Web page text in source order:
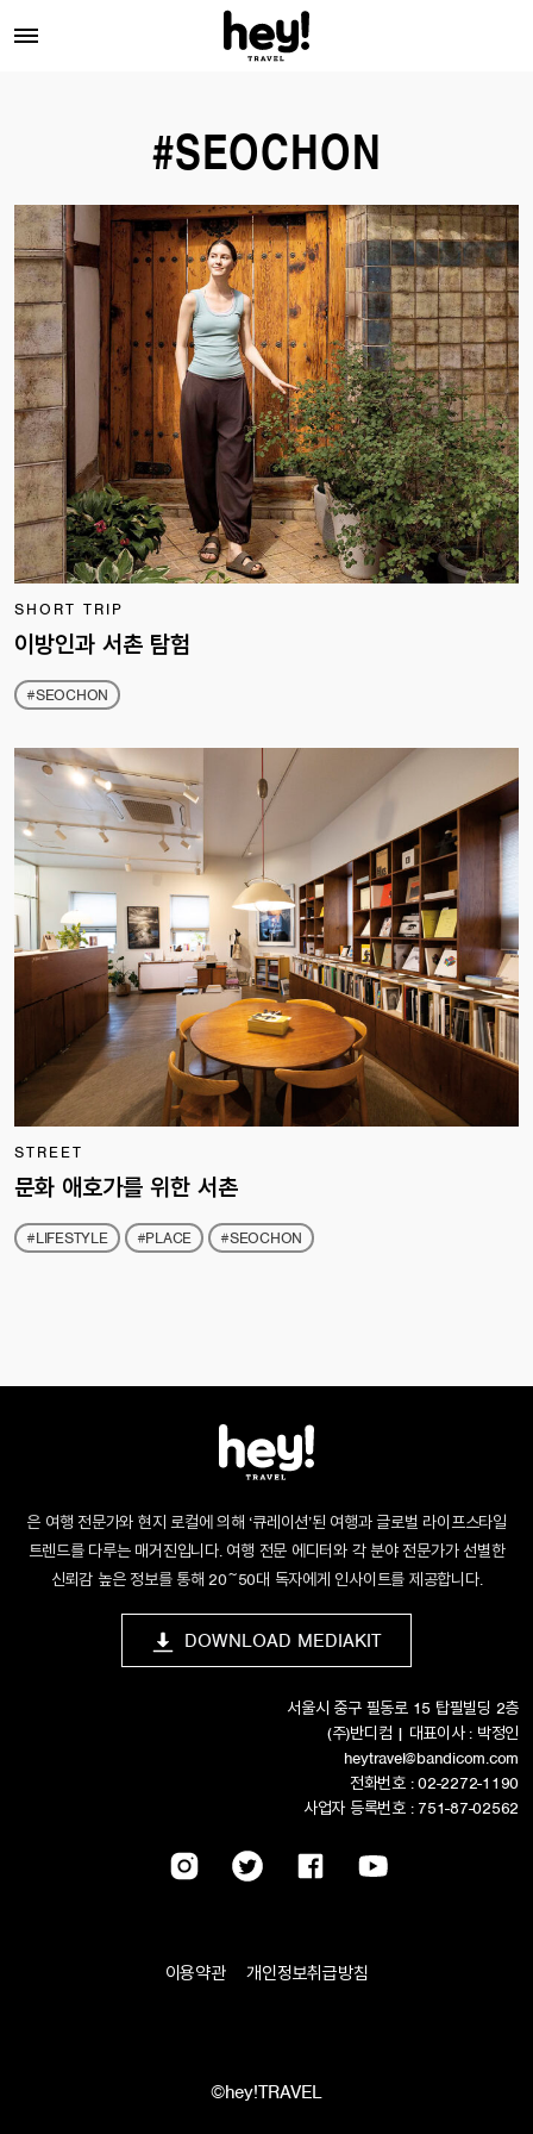
#SEOCHON
SHORT TRIP
이방인과 서촌 탐험
#SEOCHON
STREET
문화 애호가를 위한 서촌
#LIFESTYLE #PLACE #SEOCHON
은 여행 전문가와 현지 로컬에 의해 ‘큐레이션’된 여행과 글로벌 라이프스타일
트렌드를 다루는 매거진입니다. 여행 전문 에디터와 각 분야 전문가가 선별한
신뢰감 높은 정보를 통해 20~50대 독자에게 인사이트를 제공합니다.
DOWNLOAD MEDIAKIT
서울시 중구 필동로 15 탑필빌딩 2층
(주)반디컴 | 대표이사 : 박정인
heytravel@bandicom.com
전화번호 : 02-2272-1190
사업자 등록번호 : 751-87-02562
이용약관 개인정보취급방침
©hey!TRAVEL